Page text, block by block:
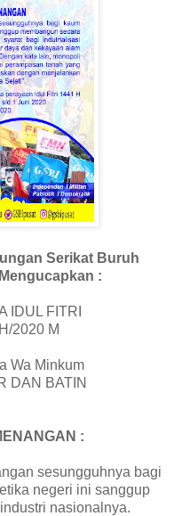
Serikat Buruh
:
IDUL FITRI
2020 M
Wa Minkum
DAN BATIN
:
sesungguhnya bagi
negeri ini sanggup
nasionalnya.